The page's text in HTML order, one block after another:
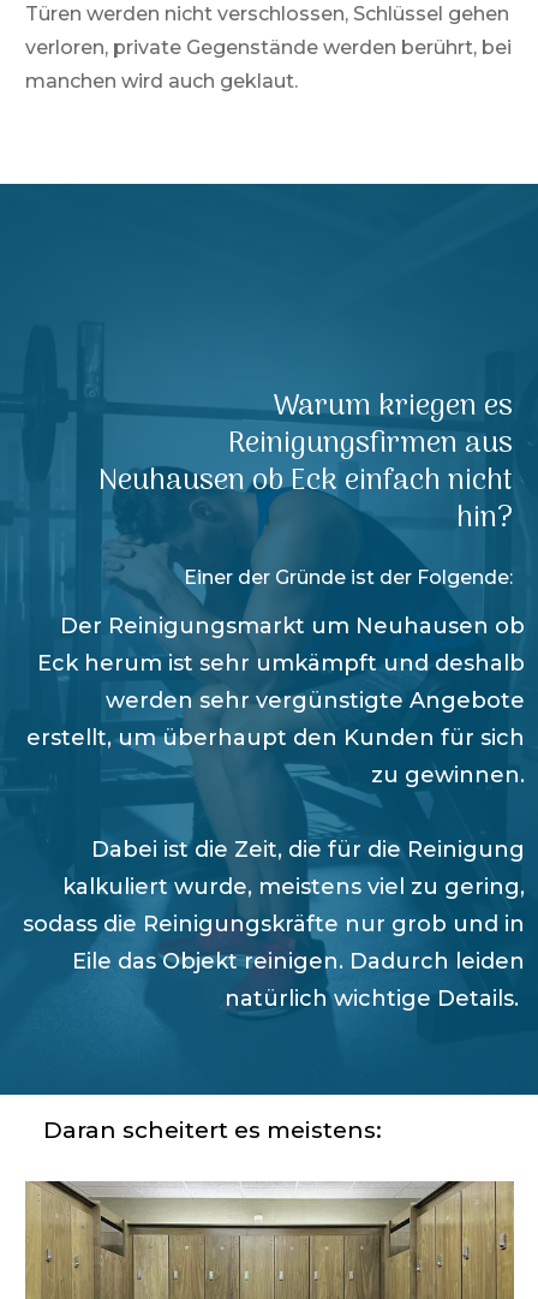
Türen werden nicht verschlossen, Schlüssel gehen
verloren, private Gegenstände werden berührt, bei
manchen wird auch geklaut.
Warum kriegen es
Reinigungsfirmen aus
Neuhausen ob Eck einfach nicht
hin?
Einer der Gründe ist der Folgende:
Der Reinigungsmarkt um Neuhausen ob
Eckherum ist sehr umkämpft und deshalb
werden sehr vergünstigte Angebote
erstellt, um überhaupt den Kunden für sich
zu gewinnen.
Dabei ist die Zeit, die für die Reinigung
kalkuliert wurde, meistens viel zu gering,
sodass die Reinigungskräfte nur grob und in
Eile das Objekt reinigen. Dadurch leiden
natürlich wichtige Details.
Daran scheitert es meistens: